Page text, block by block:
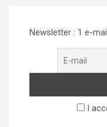
Newsletter : 1 e-
I